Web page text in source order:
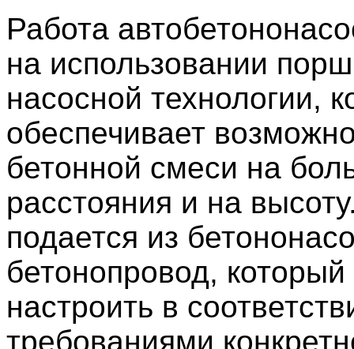
Работа
на использовании
насосной технологии,
обеспечивает
бетонной смеси на
расстояния и на
подается из
бетонопровод,
настроить в
требованиями